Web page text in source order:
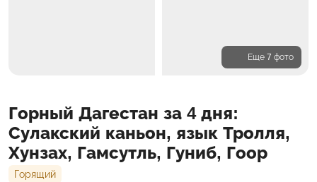
Еще 7 фото
Программа Проживание Входит в стоимость
Горный Дагестан за 4 дня:
Сулакский каньон, язык Тролля,
Хунзах, Гамсутль, Гуниб, Гоор
Горящий